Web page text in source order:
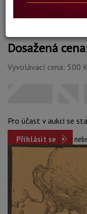
Dosažená
Vyvolávací cena: 500
Pro účast v aukci se
Přihlásit se